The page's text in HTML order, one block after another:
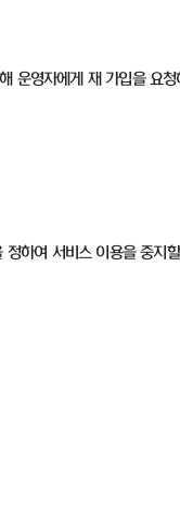
운영자에게 재 가입을 요청
하여 서비스 이용을 중지